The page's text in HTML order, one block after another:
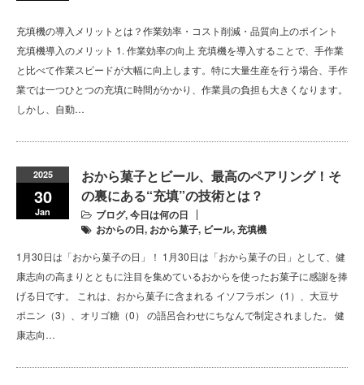
充填機の導入メリットとは？作業効率・コスト削減・品質向上のポイント
充填機導入のメリット 1. 作業効率の向上 充填機を導入することで、手作業
と比べて作業スピードが大幅に向上します。特に大量生産を行う場合、手作
業では一つひとつの充填に時間がかかり、作業員の負担も大きくなります。
しかし、自動…
2025
30
Jan
おから菓子とビール、最高のペアリング！そ
の裏にある“充填”の技術とは？
ブログ,今日は何の日
おからの日, おから菓子, ビール,充填機
1月30日は「おから菓子の日」！ 1月30日は「おから菓子の日」として、健
康志向の高まりとともに注目を集めているおからを使ったお菓子に感謝を捧
げる日です。 これは、おから菓子に含まれる イソフラボン（1）、大豆サ
ポニン（3）、オリゴ糖（0） の語呂合わせにちなんで制定されました。 健
康志向…